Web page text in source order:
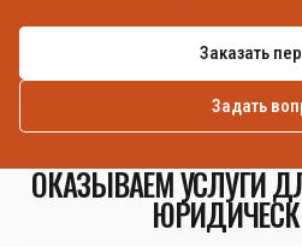
Заказать
Задать
ОКАЗЫВАЕМ УСЛУГИ